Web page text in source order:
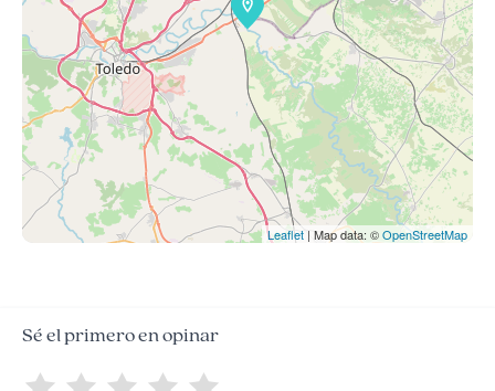
Leaflet | Map data: ©OpenStreetMap
Sé el primero en opinar